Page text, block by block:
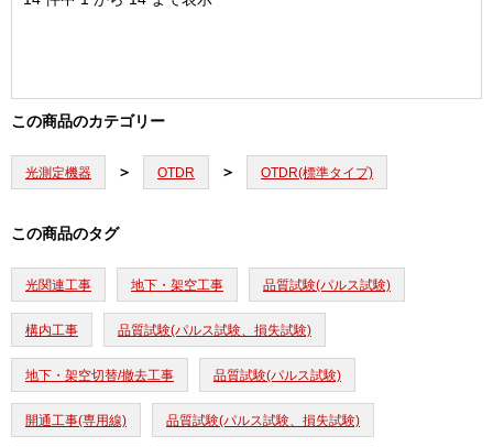
この商品のカテゴリー
光測定機器 OTDR OTDR(標準タイプ)
この商品のタグ
光関連工事 地下・架空工事 品質試験(パルス試験)
構内工事 品質試験(パルス試験、損失試験)
地下・架空切替/撤去工事 品質試験(パルス試験)
開通工事(専用線) 品質試験(パルス試験、損失試験)